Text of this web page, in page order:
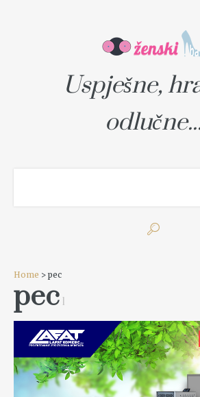
Uspješne,
Home > pec
pec 1
READ MORE